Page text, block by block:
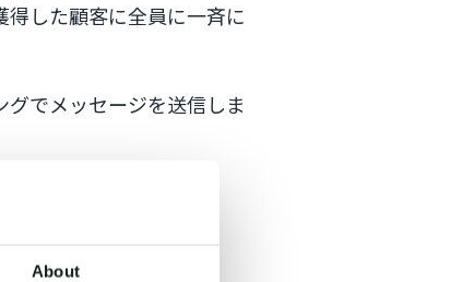
About
得した顧客に全員に一斉に
でメッセージを送信しま